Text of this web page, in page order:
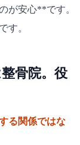
が安心**です。
す。
骨院。役
る関係ではな